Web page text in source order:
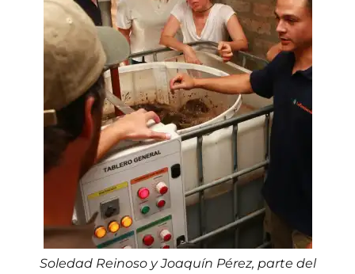
Soledad Reinoso y Joaquín Pérez, parte del